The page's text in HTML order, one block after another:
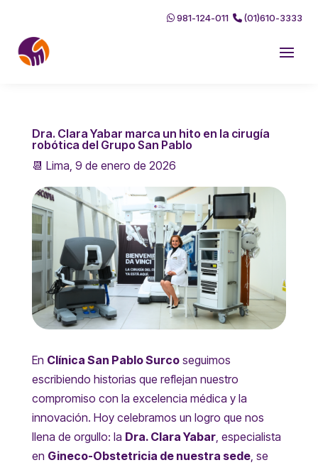
981-124-011 (01)610-3333
Dra. Clara Yabar marca un hito en la cirugía
robótica del Grupo San Pablo
📆 Lima, 9 de enero de 2026
En Clínica San Pablo Surcoseguimos
escribiendo historias que reflejan nuestro
compromiso con la excelencia médica y la
innovación. Hoy celebramos un logro que nos
llena de orgullo: la Dra. Clara Yabar, especialista
en Gineco-Obstetricia de nuestra sede, se